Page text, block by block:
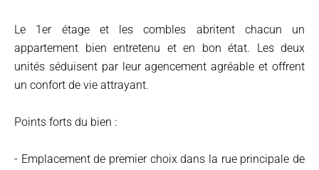
Le 1er étage et les combles abritent chacun un
appartement bien entretenu et en bon état. Les deux
unités séduisent par leur agencement agréable et offrent
un confort de vie attrayant.
Points forts du bien :
- Emplacement de premier choix dans la rue principale de